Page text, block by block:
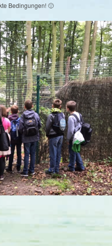
Bedingungen! 🙂